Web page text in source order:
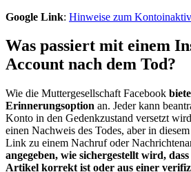
Google Link: Hinweise zum
Was passiert mit einem
Account nach dem Tod?
Wie die Muttergesellschaft Facebook
Erinnerungsoption an. Jeder kann
Konto in den Gedenkzustand versetzt
einen Nachweis des Todes, aber in
Link zu einem Nachruf oder
angegeben, wie sichergestellt wird,
Artikel korrekt ist oder aus einer